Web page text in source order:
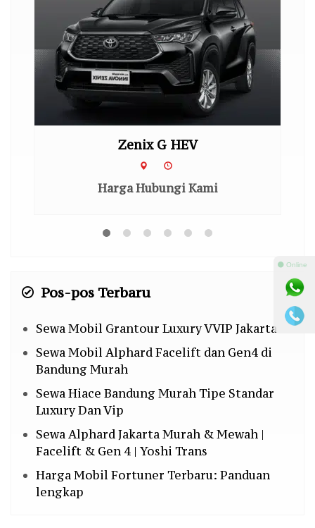
Zenix G HEV
Harga Hubungi Kami
Pos-pos Terbaru
Sewa Mobil Grantour Luxury VVIP Jakarta
Sewa Mobil Alphard Facelift dan Gen4 di
Bandung Murah
Sewa Hiace Bandung Murah Tipe Standar
Luxury Dan Vip
Sewa Alphard Jakarta Murah & Mewah |
Facelift & Gen 4 | Yoshi Trans
Harga Mobil Fortuner Terbaru: Panduan
lengkap
⚫ Online